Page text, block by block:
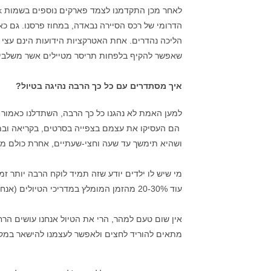
הדרומי של רכס הסיירה נבאדה, במחוז פרסנו. גם
הליכה נהדרים. אחת האטרקציות הידועות הינם
שאפשר להקיף בלפחות תריסר מטיילים אשר
איך מסתדרים עם כל כך הרבה נהיגה בטיול?
למען האמת לא נהגנו כל כך הרבה, השתדלנו כאמור
הם העסיקו את עצמם בצפייה בסרטים, בקריאה
ושהיא תימשך עד שעה וחצי-שעתיים, אחרת כולם
מי שיש לו ילדים יודע שזה תמיד לוקח הרבה יותר
עוד 20-30% מהזמן המומלץ במדריכי הטיולים (אנחנו נעזרנו בעיקר במדריך "ארה"ב מערב" מאת נטע דגני).
אין שום טעם למהר, הרי את הטיול אנחנו עושים
מתאים להוריד לחצים ולאפשר לעצמנו להישאר